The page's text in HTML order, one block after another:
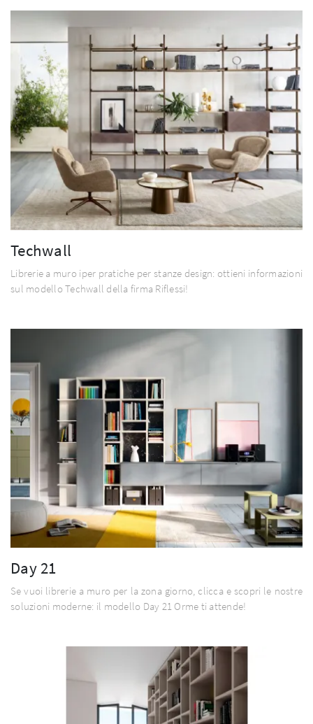
Techwall
Librerie a muro iper pratiche per stanze design: ottieni informazioni
sul modello Techwall della firma Riflessi!
Day 21
Se vuoi librerie a muro per la zona giorno, clicca e scopri le nostre
soluzioni moderne: il modello Day 21 Orme ti attende!